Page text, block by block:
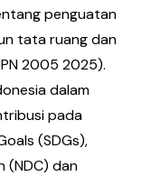
penguatan
tata ruang dan
2005 2025).
dalam
pada
(SDGs),
(NDC) dan